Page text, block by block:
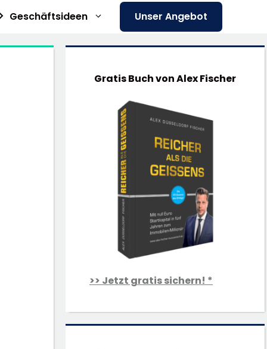
Geschäftsideen Unser Angebot
Gratis Buch von Alex Fischer
>> Jetzt gratis sichern! *